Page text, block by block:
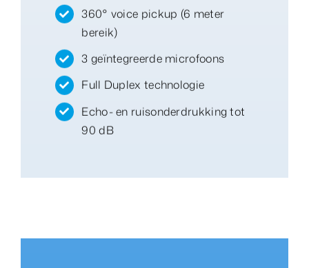
360° voice pickup (6 meter
bereik)
3 geïntegreerde microfoons
Full Duplex technologie
Echo- en ruisonderdrukking tot
90 dB